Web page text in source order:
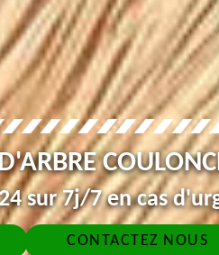
sur 7j/7 en cas
CONTACTEZ NOUS